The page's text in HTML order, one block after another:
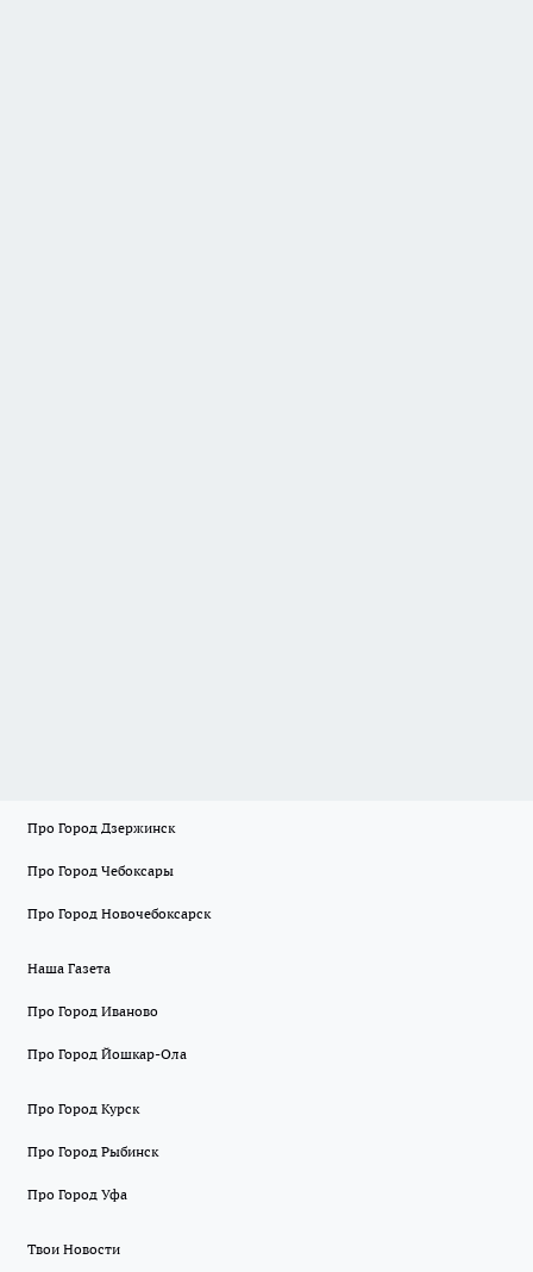
Про Город Дзержинск
Про Город Чебоксары
Про Город Новочебоксарск
Наша Газета
Про Город Иваново
Про Город Йошкар-Ола
Про Город Курск
Про Город Рыбинск
Про Город Уфа
Твои Новости